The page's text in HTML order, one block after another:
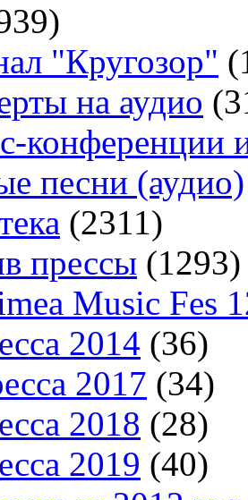
"Кругозор"
на аудио
конференции
песни (аудио)
(2311)
прессы (1293)
Music Fes
2014 (36)
2017 (34)
2018 (28)
2019 (40)